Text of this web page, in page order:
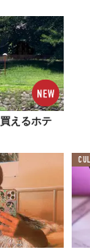
座右の銘は
私が好きな私で
レサワさんの
聴くと自己肯定
カラオケでも絶
えるホテ